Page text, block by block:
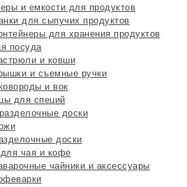
и емкости для продуктов
для сыпучих продуктов
для хранения продуктов
посуда
и ковши
и съемные ручки
и вок
для специй
доски
доски
чая и кофе
чайники и аксессуары